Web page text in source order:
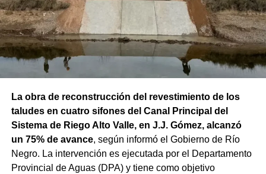
La obra de reconstrucción del revestimiento de los
taludes en cuatro sifones del Canal Principal del
Sistema de Riego Alto Valle, en J.J. Gómez, alcanzó
un 75% de avance, según informó el Gobierno de Río
Negro. La intervención es ejecutada por el Departamento
Provincial de Aguas (DPA) y tiene como objetivo